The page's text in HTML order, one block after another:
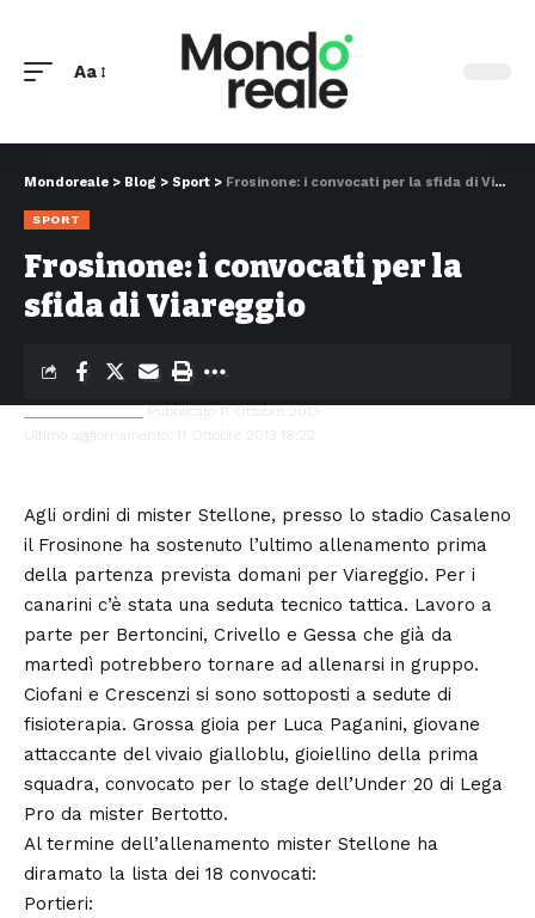
Aa
Mondoreale > Blog > Sport > Frosinone: i convocati per la sfida di Viareggio
SPORT
Frosinone: i convocati per la
sfida di Viareggio
Ultimo aggiornamento: 11 Ottobre 2013 18:22
Pubblicato 11 Ottobre 2013
Agli ordini di mister Stellone, presso lo stadio Casaleno
il Frosinone ha sostenuto l’ultimo allenamento prima
della partenza prevista domani per Viareggio. Per i
canarini c’è stata una seduta tecnico tattica. Lavoro a
parte per Bertoncini, Crivello e Gessa che già da
martedì potrebbero tornare ad allenarsi in gruppo.
Ciofani e Crescenzi si sono sottoposti a sedute di
fisioterapia. Grossa gioia per Luca Paganini, giovane
attaccante del vivaio gialloblu, gioiellino della prima
squadra, convocato per lo stage dell’Under 20 di Lega
Pro da mister Bertotto.
Al termine dell’allenamento mister Stellone ha
diramato la lista dei 18 convocati:
Portieri: